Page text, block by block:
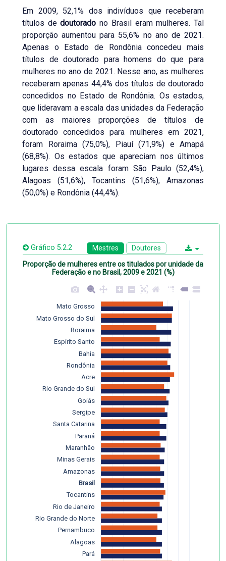
Em 2009, 52,1% dos indivíduos que receberam
títulos dedoutorado no Brasil eram mulheres. Tal
proporção aumentou para 55,6% no ano de 2021.
Apenas o Estado de Rondônia concedeu mais
títulos de doutorado para homens do que para
mulheres no ano de 2021. Nesse ano, as mulheres
receberam apenas 44,4% dos títulos de doutorado
concedidos no Estado de Rondônia. Os estados,
que lideravam a escala das unidades da Federação
com as maiores proporções de títulos de
doutorado concedidos para mulheres em 2021,
foram Roraima (75,0%), Piauí (71,9%) e Amapá
(68,8%). Os estados que apareciam nos últimos
lugares dessa escala foram São Paulo (52,4%),
Alagoas (51,6%), Tocantins (51,6%), Amazonas
(50,0%) e Rondônia (44,4%).
Gráfico 5.2.2 Mestres Doutores
Proporção de mulheres entre os titulados por unidade da
Federação e no Brasil, 2009 e 2021 (%)
Pará
Alagoas
Pernambuco
Rio Grande do Norte
Rio de Janeiro
Tocantins
Brasil
Amazonas
Minas Gerais
Maranhão
Paraná
Santa Catarina
Sergipe
Goiás
Rio Grande do Sul
Acre
Rondônia
Bahia
Espírito Santo
Roraima
Mato Grosso do Sul
Mato Grosso